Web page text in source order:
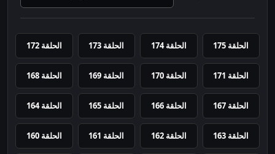
الحلقة 175 الحلقة 174 الحلقة 173 الحلقة 172
الحلقة 171 الحلقة 170 الحلقة 169 الحلقة 168
الحلقة 167 الحلقة 166 الحلقة 165 الحلقة 164
الحلقة 163 الحلقة 162 الحلقة 161 الحلقة 160